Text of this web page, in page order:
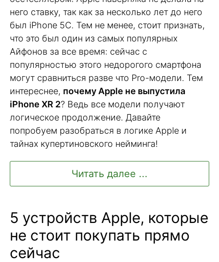
него ставку, так как за несколько лет до него
был iPhone 5C. Тем не менее, стоит признать,
что это был один из самых популярных
Айфонов за все время: сейчас с
популярностью этого недорогого смартфона
могут сравниться разве что Pro-модели. Тем
интереснее, почему Apple не выпустила
iPhone XR 2? Ведь все модели получают
логическое продолжение. Давайте
попробуем разобраться в логике Apple и
тайнах купертиновского нейминга!
Читать далее ...
5 устройств Apple, которые
не стоит покупать прямо
сейчас